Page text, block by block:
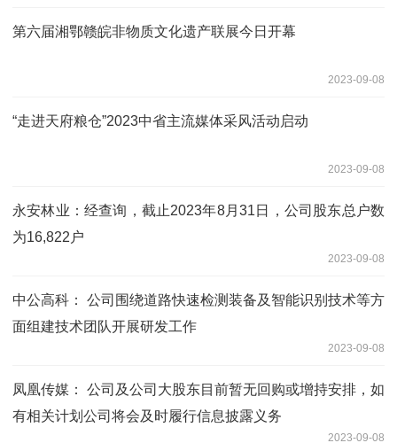
第六届湘鄂赣皖非物质文化遗产联展今日开幕
2023-09-08
“走进天府粮仓”2023中省主流媒体采风活动启动
2023-09-08
永安林业：经查询，截止2023年8月31日，公司股东总户数
为16,822户
2023-09-08
中公高科： 公司围绕道路快速检测装备及智能识别技术等方
面组建技术团队开展研发工作
2023-09-08
凤凰传媒： 公司及公司大股东目前暂无回购或增持安排，如
有相关计划公司将会及时履行信息披露义务
2023-09-08